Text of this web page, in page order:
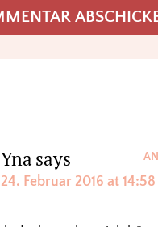
Ynasays
24. Februar 2016 at 14:58